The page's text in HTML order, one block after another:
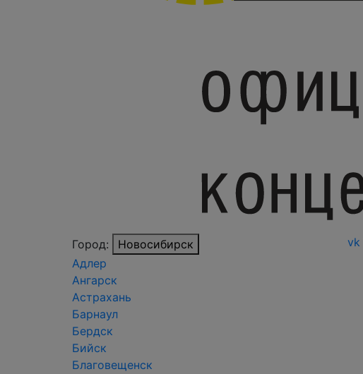
Город:
Новосибирск
Адлер
Ангарск
Астрахань
Барнаул
Бердск
Бийск
Благовещенск
vk